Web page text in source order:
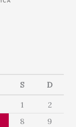
S D
1
2
8
9